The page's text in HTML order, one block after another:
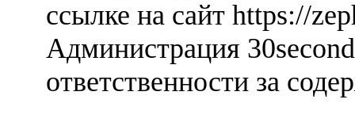
ссылке на сайт https://
Администрация
ответственности за